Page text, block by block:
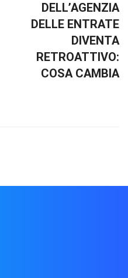
DELL’AGENZIA
DELLE ENTRATE
DIVENTA
RETROATTIVO:
COSA CAMBIA